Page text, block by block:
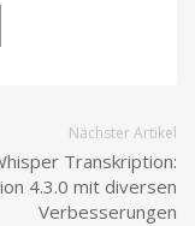
Nächster Artikel
Transkription:
4.3.0 mit diversen
Verbesserungen